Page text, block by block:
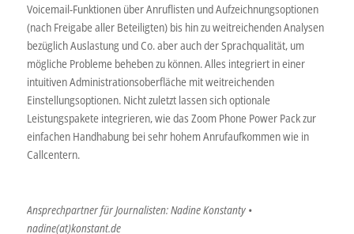
Voicemail-Funktionen über Anruflisten und Aufzeichnungsoptionen
(nach Freigabe aller Beteiligten) bis hin zu weitreichenden Analysen
bezüglich Auslastung und Co. aber auch der Sprachqualität, um
mögliche Probleme beheben zu können. Alles integriert in einer
intuitiven Administrationsoberfläche mit weitreichenden
Einstellungsoptionen. Nicht zuletzt lassen sich optionale
Leistungspakete integrieren, wie das Zoom Phone Power Pack zur
einfachen Handhabung bei sehr hohem Anrufaufkommen wie in
Callcentern.
Ansprechpartner für Journalisten: Nadine Konstanty •
nadine(at)konstant.de